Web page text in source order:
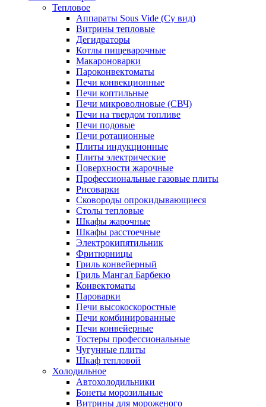
Тепловое
Аппараты Sous Vide (Су вид)
Витрины тепловые
Дегидраторы
Котлы пищеварочные
Макароноварки
Пароконвектоматы
Печи конвекционные
Печи коптильные
Печи микроволновые (СВЧ)
Печи на твердом топливе
Печи подовые
Печи ротационные
Плиты индукционные
Плиты электрические
Поверхности жарочные
Профессиональные газовые плиты
Рисоварки
Сковороды опрокидывающиеся
Столы тепловые
Шкафы жарочные
Шкафы расстоечные
Электрокипятильник
Фритюрницы
Гриль конвейерный
Гриль Мангал Барбекю
Конвектоматы
Пароварки
Печи высокоскоростные
Печи комбинированные
Печи конвейерные
Тостеры профессиональные
Чугунные плиты
Шкаф тепловой
Холодильное
Автохолодильники
Бонеты морозильные
Витрины для мороженого